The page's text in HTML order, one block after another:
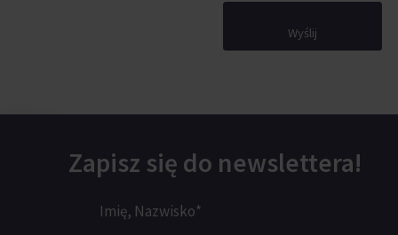
Wyślij
Zapisz się do newslettera!